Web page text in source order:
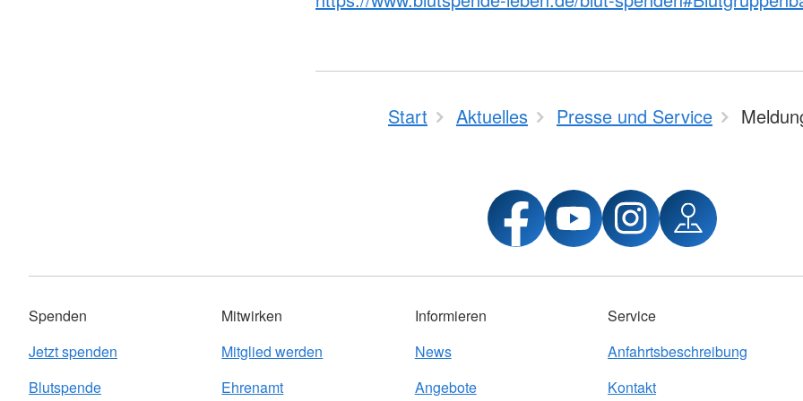
Start Aktuelles Presse und Service
Spenden
Jetzt spenden
Blutspende
Mitwirken
Mitglied werden
Ehrenamt
Informieren
News
Angebote
Service
Anfahrtsbeschreibung
Kontakt